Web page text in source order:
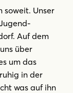
soweit. Unser
Auf dem
über
um das
in der
was auf ihn